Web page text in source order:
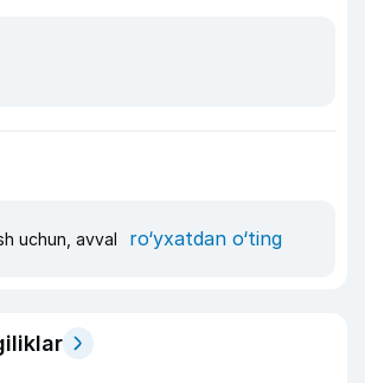
uchun, avval ro‘yxatdan o‘ting